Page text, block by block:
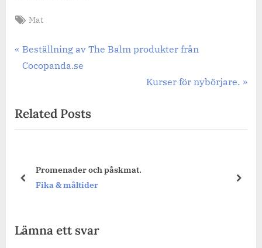
Tags:
Mat
Inläggsnavigering
Previous
Post:
Beställning av The Balm produkter från
Cocopanda.se
Next
Kurser för nybörjare.
Related Posts
Promenader och påskmat.
Fika & måltider
prev next
Lämna ett svar